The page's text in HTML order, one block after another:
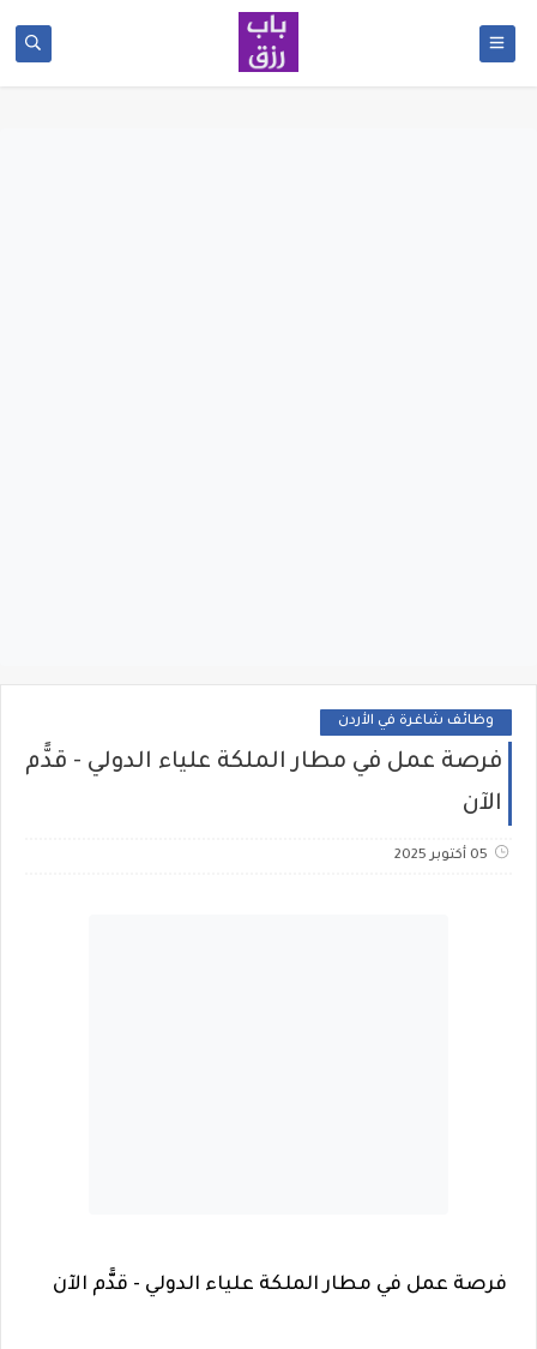
وظائف شاغرة في الأردن
فرصة عمل في مطار الملكة علياء الدولي - قدًّم
الآن
05 أكتوبر 2025
فرصة عمل في مطار الملكة علياء الدولي - قدًّم الآن